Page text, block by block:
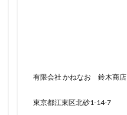
有限会社 かねなお 鈴木商店
東京都江東区北砂1-14-7